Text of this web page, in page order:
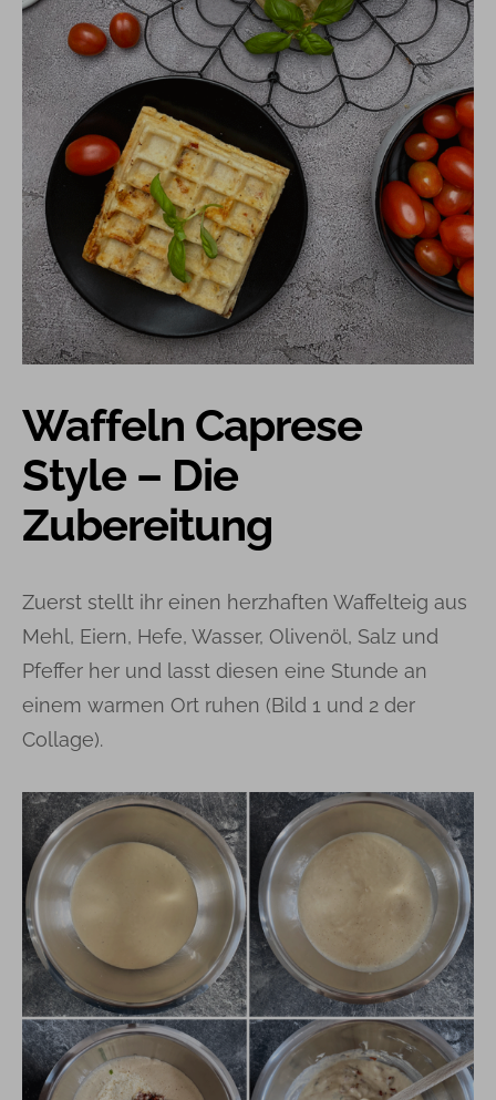
Waffeln Caprese
Style – Die
Zubereitung
Zuerst stellt ihr einen herzhaften Waffelteig aus
Mehl, Eiern, Hefe, Wasser, Olivenöl, Salz und
Pfeffer her und lasst diesen eine Stunde an
einem warmen Ort ruhen (Bild 1 und 2 der
Collage).